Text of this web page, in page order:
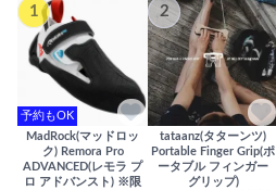
1
予約もOK
MadRock(マッドロッ
ク) Remora Pro
ADVANCED(レモラ プ
ロ アドバンスト) ※限
2
tataanz(タターンツ)
Portable Finger Grip(ポ
ータブル フィンガー
グリップ)